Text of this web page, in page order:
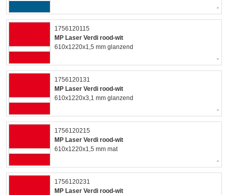
-
1756120115
MP Laser Verdi rood-wit
610x1220x1,5 mm glanzend
-
1756120131
MP Laser Verdi rood-wit
610x1220x3,1 mm glanzend
-
1756120215
MP Laser Verdi rood-wit
610x1220x1,5 mm mat
-
1756120231
MP Laser Verdi rood-wit